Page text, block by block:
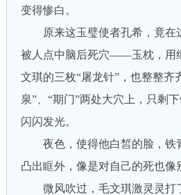
变得惨白。
原来这玉璧使者孔希，竟在
被人点中脑后死穴——玉枕，用
文琪的三枚“屠龙针”，也整整齐
泉”、“期门”两处大穴上，只剩
闪闪发光。
夜色，使得他白皙的脸，铁
凸出眶外，像是对自己的死也像
微风吹过，毛文琪激灵灵打